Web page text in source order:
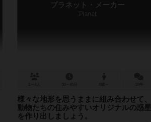
プラネット・メーカー
Planet
様々な地形を思うままに組み合わせて、
動物たちの住みやすいオリジナルの惑星
を作り出しましょう。